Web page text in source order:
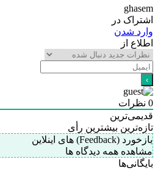
ghasem
اشتراک در
وارد شدن
اطلاع از
0 نظرات
قدیمی‌ترین
تازه‌ترین بیشترین رأی
بازخورد (Feedback) های اینلاین
مشاهده همه دیدگاه ها
بایگانی‌ها